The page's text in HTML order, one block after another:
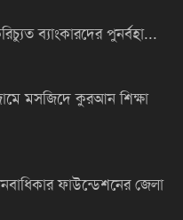
ব্যাংকারদের পুনর্বহা...
মসজিদে কুরআন শিক্ষা
ফাউন্ডেশনের জেলা